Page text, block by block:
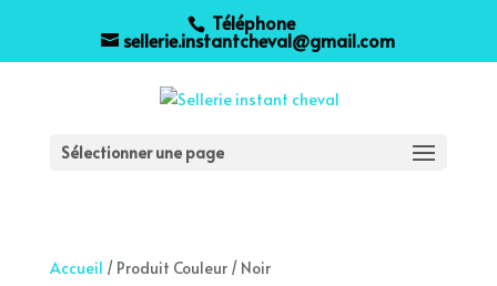
Téléphone
sellerie.instantcheval@gmail.com
Sélectionner une page
Accueil / Produit Couleur / Noir